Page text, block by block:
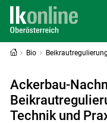
Bio Beikrautregulierung
Ackerbau-
Technik und